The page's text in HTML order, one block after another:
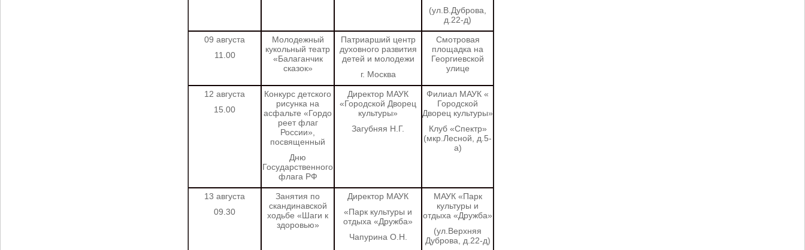
(ул.В.Дуброва,
д.22-д)
09 августа
11.00
Молодежный
кукольный театр
«Балаганчик
сказок»
Патриарший центр
духовного развития
детей и молодежи
г. Москва
Смотровая
площадка на
Георгиевской
улице
12 августа
15.00
Конкурс детского
рисунка на
асфальте «Гордо
реет флаг
России»,
посвященный
Дню
Государственного
флага РФ
Директор МАУК
«Городской Дворец
культуры»
Загубняя Н.Г.
Филиал МАУК «
Городской
Дворец культуры»
Клуб «Спектр»
(мкр.Лесной, д.5-
а)
13 августа
09.30
Занятия по
скандинавской
ходьбе «Шаги к
здоровью»
Директор МАУК
«Парк культуры и
отдыха «Дружба»
Чапурина О.Н.
МАУК «Парк
культуры и
отдыха «Дружба»
(ул.Верхняя
Дуброва, д.22-д)